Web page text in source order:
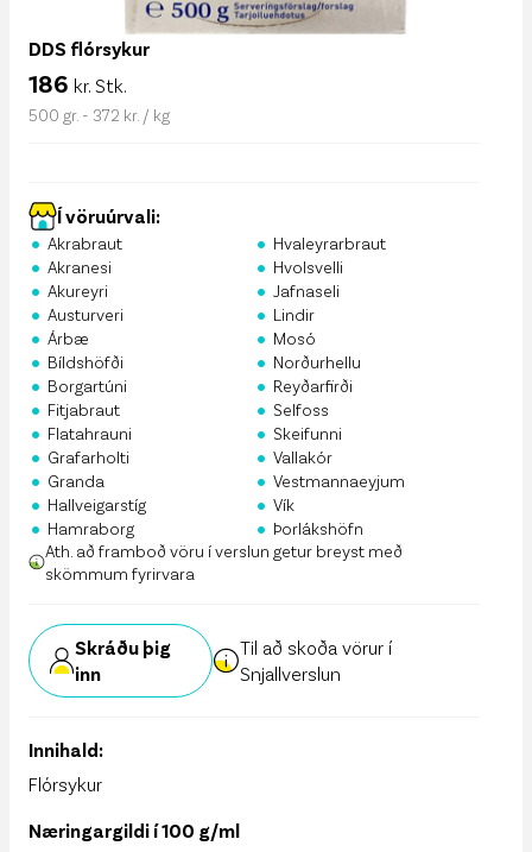
DDS flórsykur
186 kr. Stk.
500 gr. - 372 kr. / kg
Í vöruúrvali:
• Akrabraut
• Akranesi
• Akureyri
• Austurveri
• Árbæ
• Bíldshöfði
• Borgartúni
• Fitjabraut
• Flatahrauni
• Grafarholti
• Granda
• Hallveigarstíg
• Hamraborg
• Hvaleyrarbraut
• Hvolsvelli
• Jafnaseli
• Lindir
• Mosó
• Norðurhellu
• Reyðarfirði
• Selfoss
• Skeifunni
• Vallakór
• Vestmannaeyjum
• Vík
• Þorlákshöfn
Ath. að framboð vöru í verslun getur breyst með
skömmum fyrirvara
Skráðu þig
inn
Til að skoða vörur í
Snjallverslun
Innihald:
Flórsykur
Næringargildi í 100 g/ml